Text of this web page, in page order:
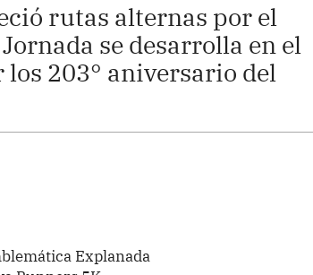
rutas alternas por el
se desarrolla en el
203° aniversario del
Explanada